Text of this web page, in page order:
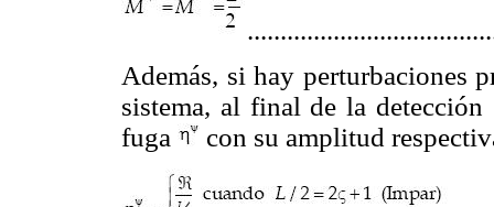
Además, si hay perturbaciones
sistema, al final de la
fuga
con su amplitud